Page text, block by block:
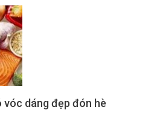
vóc dáng đẹp đón hè